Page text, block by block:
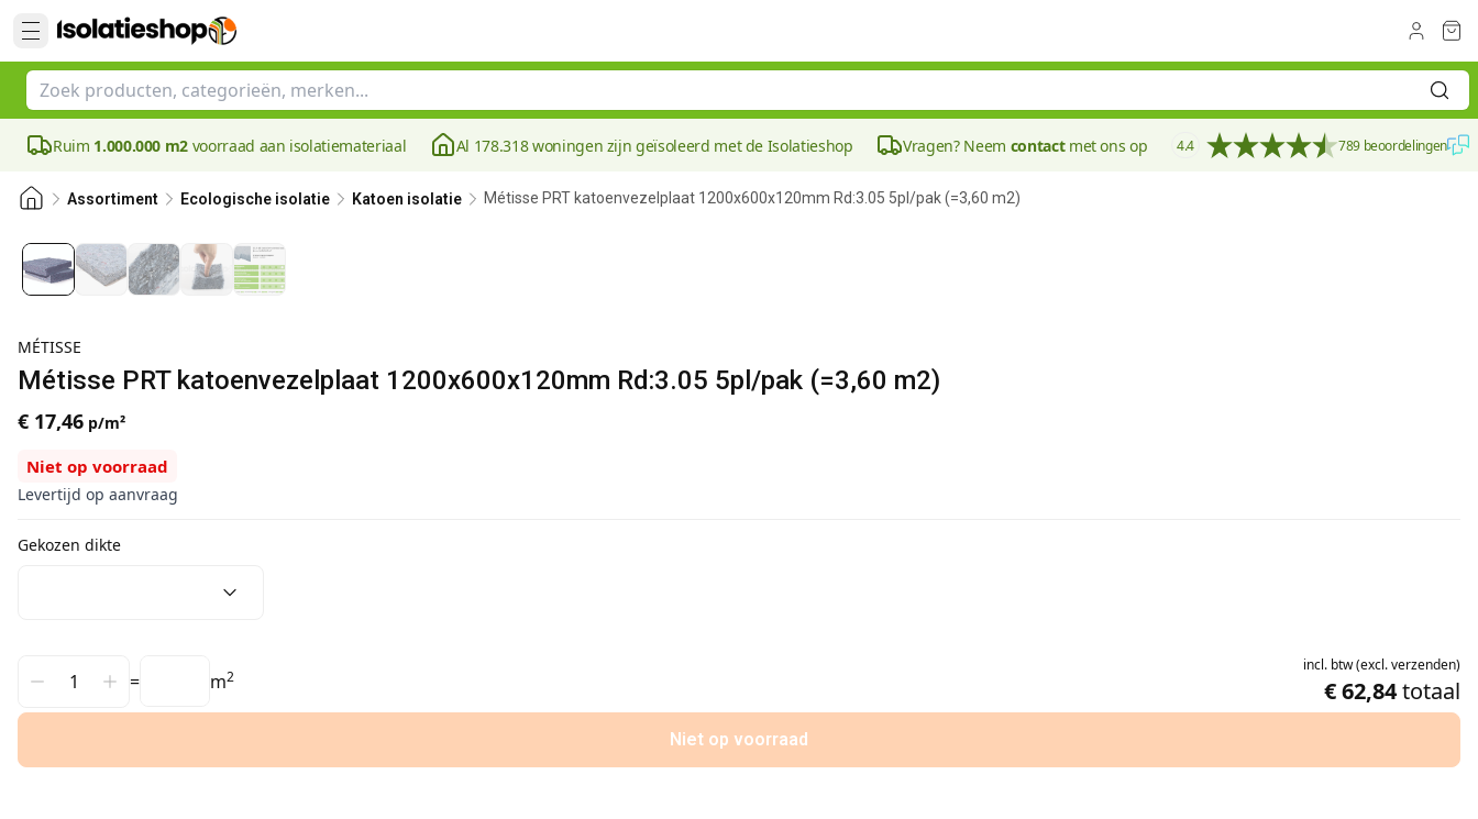
Ruim 1.000.000 m2 voorraad aan isolatiemateriaal Al 178.318 woningen zijn geïsoleerd met de Isolatieshop Vragen? Neem contactmet ons op 4.4 789 beoordelingen
Assortiment Ecologische isolatie Katoen isolatie Métisse PRT katoenvezelplaat 1200x600x120mm Rd:3.05 5pl/pak (=3,60 m2)
MÉTISSE
Métisse PRT katoenvezelplaat 1200x600x120mm Rd:3.05 5pl/pak (=3,60 m2)
€ 17,46 p/m²
Niet op voorraad
Levertijd op aanvraag
Gekozen dikte
= m2
incl. btw(excl.verzenden)
€ 62,84totaal
Niet op voorraad